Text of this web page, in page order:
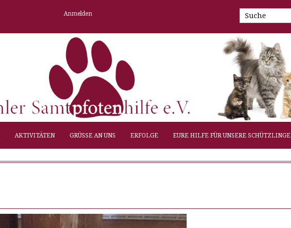
Anmelden
AKTIVITÄTEN GRÜSSE AN UNS ERFOLGE EURE HILFE FÜR UNSERE SCHÜTZLINGE